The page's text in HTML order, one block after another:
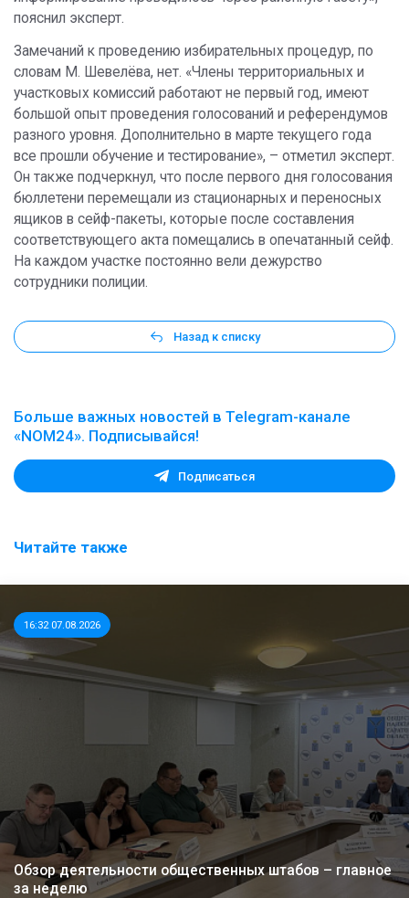
пояснил эксперт.
Замечаний к проведению избирательных процедур, по
словам М. Шевелёва, нет. «Члены территориальных и
участковых комиссий работают не первый год, имеют
большой опыт проведения голосований и референдумов
разного уровня. Дополнительно в марте текущего года
все прошли обучение и тестирование», – отметил эксперт.
Он также подчеркнул, что после первого дня голосования
бюллетени перемещали из стационарных и переносных
ящиков в сейф-пакеты, которые после составления
соответствующего акта помещались в опечатанный сейф.
На каждом участке постоянно вели дежурство
сотрудники полиции.
Назад к списку
Больше важных новостей в Telegram-канале
«NOM24». Подписывайся!
Подписаться
Читайте также
16:32 07.08.2026
Обзор деятельности общественных штабов – главное
за неделю